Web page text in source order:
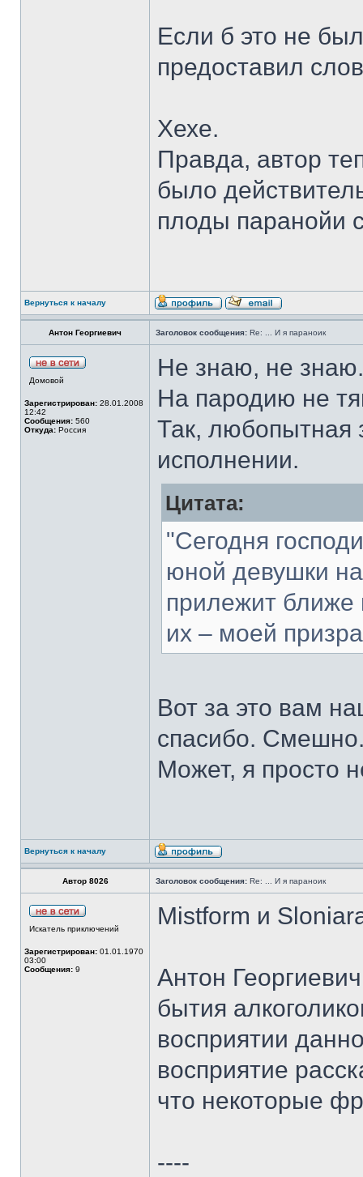
Если б это не
предоставил
Хехе.
Правда, автор
было
плоды паранойи
Вернуться к началу
Антон Георгиевич Заголовок сообщения: Re: ... И я параноик
Домовой
Зарегистрирован: 28.01.2008
12:42
Сообщения: 560
Откуда: Россия
Не знаю, не
На пародию не
Так, любопытная
исполнении.
Цитата:
"Сегодня
юной девушки
прилежит ближе
их – моей
Вот за это вам
спасибо.
Может, я просто
Вернуться к началу
Автор 8026 Заголовок сообщения: Re: ... И я параноик
Искатель приключений
Зарегистрирован: 01.01.1970
03:00
Сообщения: 9
Mistform и
Антон
бытия
восприятии
восприятие
что некоторые
----